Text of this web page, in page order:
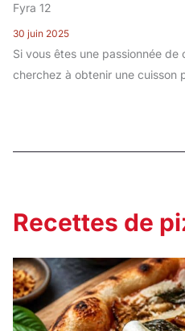
Fyra 12
30 juin 2025
Si vous êtes une passionnée de
cherchez à obtenir une cuisson
Recettes de